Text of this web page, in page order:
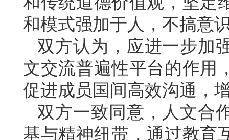
和模式强加于人，不搞意
双方认为，应进一步加
文交流普遍性平台的作用
促进成员国间高效沟通，
双方一致同意，人文合
基与精神纽带，通过教育